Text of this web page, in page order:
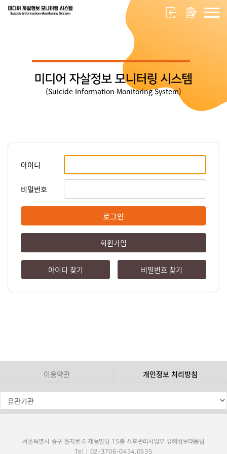
미디어 자살정보 모니터링 시스템
(Suicide Information Monitoring System)
아이디
비밀번호
로그인
회원가입
아이디 찾기 비밀번호 찾기
이용약관 개인정보 처리방침
서울특별시 중구 을지로 6 재능빌딩 15층 사후관리사업부 유해정보대응팀
Tel : 02-3706-0434,0535